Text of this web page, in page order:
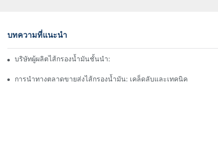
บทความที่แนะนำ
บริษัทผู้ผลิตไส้กรองน้ำมันชั้นนำ: ภาพรวมที่ครอบคลุม
การนำทางตลาดขายส่งไส้กรองน้ำมัน: เคล็ดลับและเทคนิค